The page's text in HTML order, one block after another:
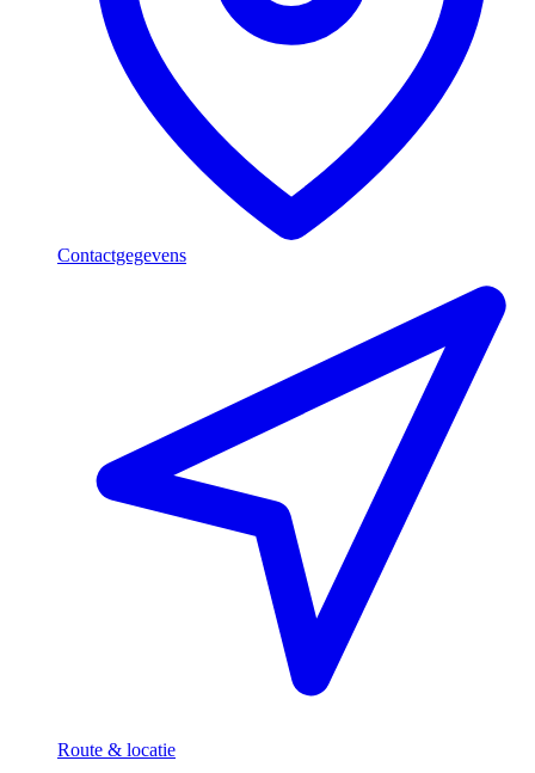
Contactgegevens
Route & locatie